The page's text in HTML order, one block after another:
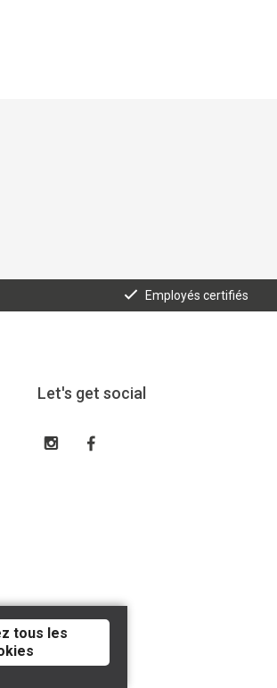
Employés certifiés
Let's get social
tous les